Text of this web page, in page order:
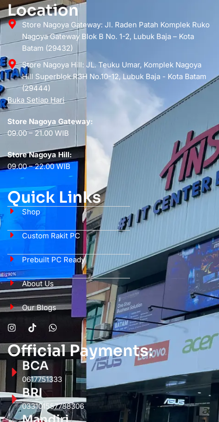
Location
Store Nagoya Gateway: Jl. Raden Patah Komplek Ruko
Nagoya Gateway Blok B No. 1-2, Lubuk Baja – Kota
Batam (29432)
Store Nagoya Hill: JL. Teuku Umar, Komplek Nagoya
Hill Superblok R3H No.10-12, Lubuk Baja - Kota Batam
(29444)
Buka Setiap Hari
Store Nagoya Gateway:
09.00 – 21.00 WIB
Store Nagoya Hill:
09.00 – 22.00 WIB
Quick Links
Shop
Custom Rakit PC
Prebuilt PC Ready
About Us
Our Blogs
Official Payments:
BCA
0617751333
BRI
033101557788306